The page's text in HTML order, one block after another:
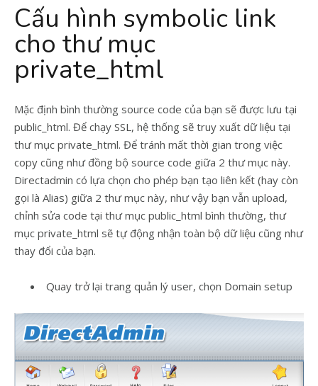
Cấu hình symbolic link
cho thư mục
private_html
Mặc định bình thường source code của bạn sẽ được lưu tại
public_html. Để chạy SSL, hệ thống sẽ truy xuất dữ liệu tại
thư mục private_html. Để tránh mất thời gian trong việc
copy cũng như đồng bộ source code giữa 2 thư mục này.
Directadmin có lựa chọn cho phép bạn tạo liên kết (hay còn
gọi là Alias) giữa 2 thư mục này, như vậy bạn vẫn upload,
chỉnh sửa code tại thư mục public_html bình thường, thư
mục private_html sẽ tự động nhận toàn bộ dữ liệu cũng như
thay đổi của bạn.
Quay trở lại trang quản lý user, chọn Domain setup